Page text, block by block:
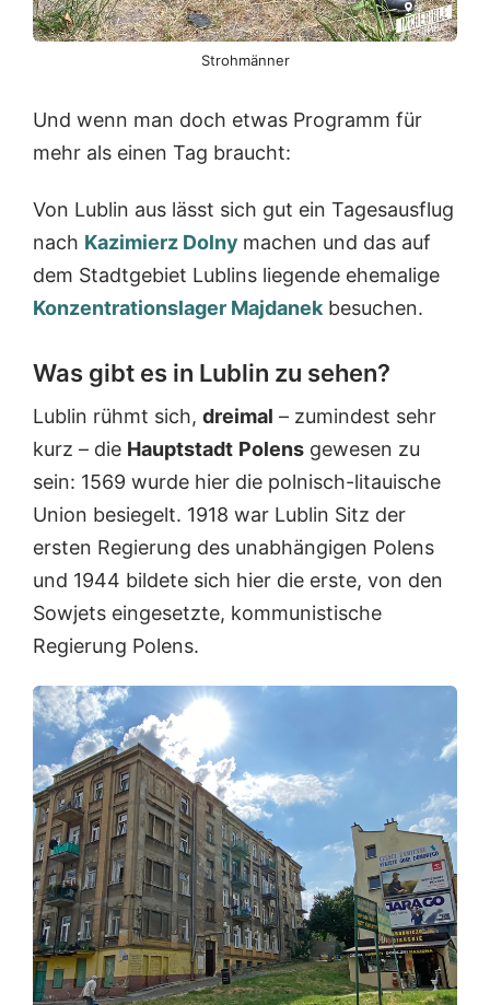
Strohmänner
Und wenn man doch etwas Programm für
mehr als einen Tag braucht:
Von Lublin aus lässt sich gut ein Tagesausflug
nach Kazimierz Dolny machen und das auf
dem Stadtgebiet Lublins liegende ehemalige
Konzentrationslager Majdanek besuchen.
Was gibt es in Lublin zu sehen?
Lublin rühmt sich, dreimal – zumindest sehr
kurz – die Hauptstadt Polens gewesen zu
sein: 1569 wurde hier die polnisch-litauische
Union besiegelt. 1918 war Lublin Sitz der
ersten Regierung des unabhängigen Polens
und 1944 bildete sich hier die erste, von den
Sowjets eingesetzte, kommunistische
Regierung Polens.